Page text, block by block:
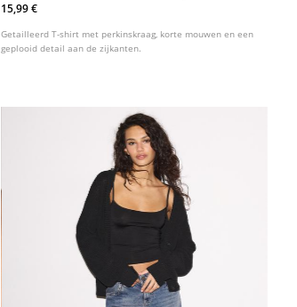
15,99 €
Getailleerd T-shirt met perkinskraag, korte mouwen en een
geplooid detail aan de zijkanten.